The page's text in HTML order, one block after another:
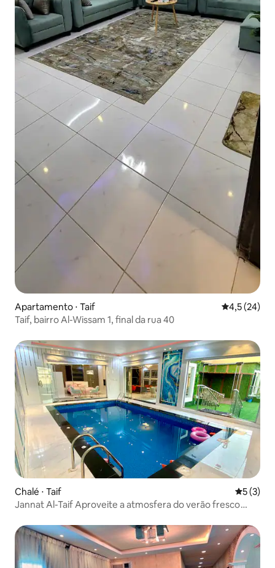
Apartamento ⋅ Taif 4,5 de uma
4,5 (24)
Taif, bairro Al-Wissam 1, final da rua 40
Chalé ⋅ Taif 5 de
5 (3)
Jannat Al-Taif Aproveite a atmosfera do verão fresco